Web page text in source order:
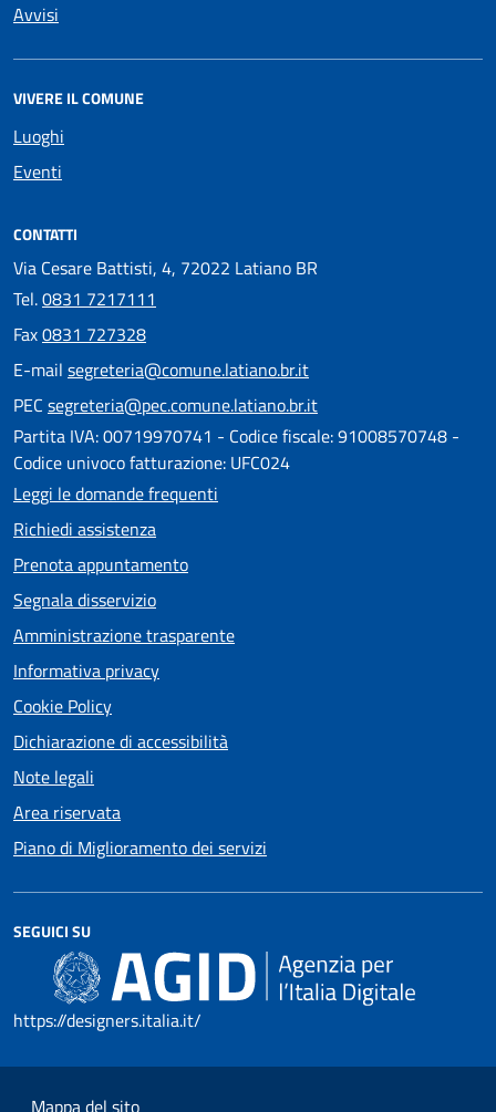
Avvisi
VIVERE IL COMUNE
Luoghi
Eventi
CONTATTI
Via Cesare Battisti, 4, 72022 Latiano BR
Tel.0831 7217111
Fax0831 727328
E-mail segreteria@comune.latiano.br.it
PEC segreteria@pec.comune.latiano.br.it
Partita IVA: 00719970741 - Codice fiscale: 91008570748 -
Codice univoco fatturazione: UFC024
Leggi le domande frequenti
Richiedi assistenza
Prenota appuntamento
Segnala disservizio
Amministrazione trasparente
Informativa privacy
Cookie Policy
Dichiarazione di accessibilità
Note legali
Area riservata
Piano di Miglioramento dei servizi
SEGUICI SU
https://designers.italia.it/
Mappa del sito